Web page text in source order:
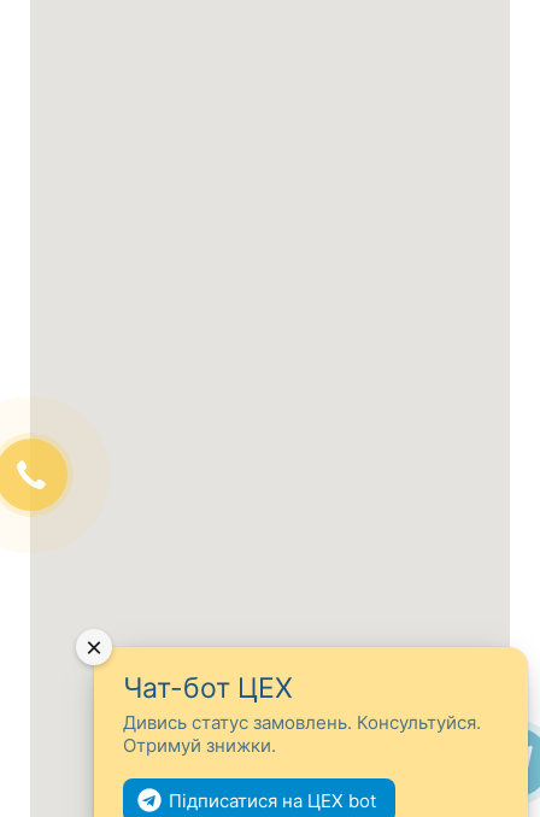
Чат-бот ЦЕХ
Дивись статус замовлень. Консультуйся.
Отримуй знижки.
Підписатися на ЦЕХ bot
×